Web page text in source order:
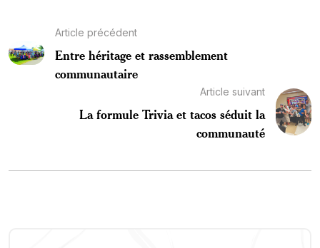
Article précédent
Entre héritage et rassemblement
communautaire
Article suivant
La formule Trivia et tacos séduit la
communauté